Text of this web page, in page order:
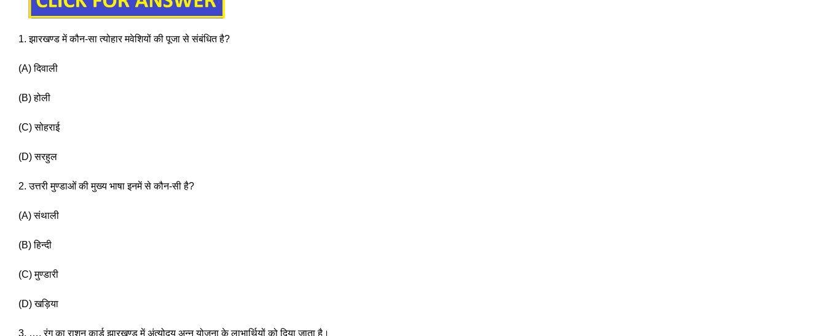
1. झारखण्ड में कौन-सा त्योहार मवेशियों की पूजा से संबंधित है?
(A) दिवाली
(B) होली
(C) सोहराई
(D) सरहुल
2. उत्तरी मुण्डाओं की मुख्य भाषा इनमें से कौन-सी है?
(A) संथाली
(B) हिन्दी
(C) मुण्डारी
(D) खड़िया
3. …. रंग का राशन कार्ड झारखण्ड में अंत्योदय अन्न योजना के लाभार्थियों को दिया जाता है।